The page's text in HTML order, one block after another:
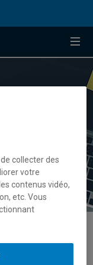
collecter des
votre
contenus vidéo,
etc. Vous